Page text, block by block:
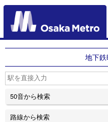
もどる
地下
50音から検索
路線から検索